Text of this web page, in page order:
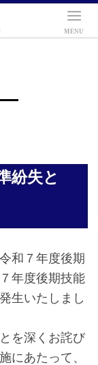
紛失と
和７年度後期
年度後期技能
生いたしまし
を深くお詫び
にあたって、